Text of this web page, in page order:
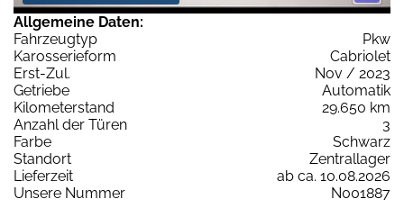
Allgemeine Daten:
Fahrzeugtyp
Pkw
Karosserieform
Cabriolet
Erst-Zul.
Nov / 2023
Getriebe
Automatik
Kilometerstand
29.650 km
Anzahl der Türen
3
Farbe
Schwarz
Standort
Zentrallager
Lieferzeit
ab ca. 10.08.2026
Unsere Nummer
N001887